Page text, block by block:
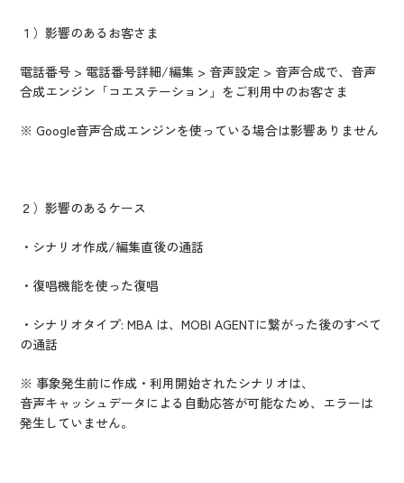
１）影響のあるお客さま
電話番号 > 電話番号詳細/編集 > 音声設定 > 音声合成で、音声
合成エンジン「コエステーション」をご利用中のお客さま
※ Google音声合成エンジンを使っている場合は影響ありません
２）影響のあるケース
・シナリオ作成/編集直後の通話
・復唱機能を使った復唱
・シナリオタイプ: MBA は、MOBI AGENTに繋がった後のすべて
の通話
※ 事象発生前に作成・利用開始されたシナリオは、
音声キャッシュデータによる自動応答が可能なため、エラーは
発生していません。